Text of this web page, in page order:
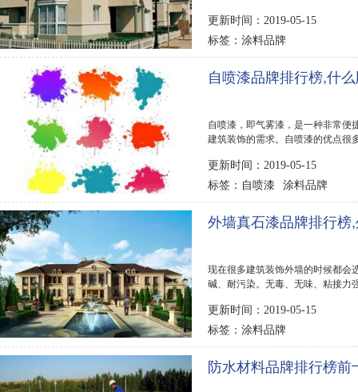
更新时间：2019-05-15
标签： 涂料品牌
自喷漆品牌排行榜,什
自喷漆，即气雾漆，是一种非常便
建筑装饰的需求。自喷漆的优点很
更新时间：2019-05-15
标签： 自喷漆 涂料品牌
外墙真石漆品牌排行榜
现在很多建筑装饰外墙的时候都会
碱、耐污染。无毒、无味、粘接力
更新时间：2019-05-15
标签： 涂料品牌
防水材料品牌排行榜